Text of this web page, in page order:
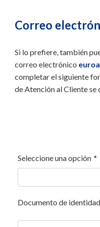
Correo
Si lo prefiere, también
correo electrónico
completar el siguiente
de Atención al Cliente se
Seleccione una opción *
Documento de identidad